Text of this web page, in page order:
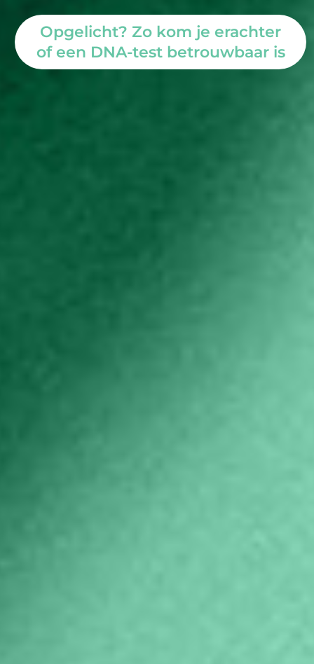
Opgelicht? Zo kom je erachter
of een DNA-test betrouwbaar is